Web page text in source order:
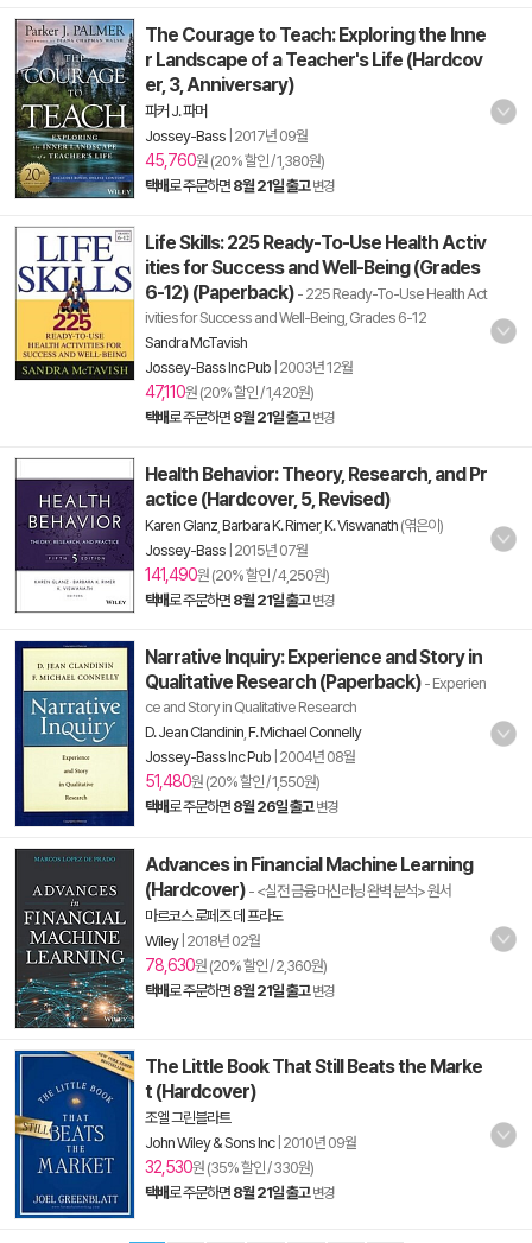
The Courage to Teach: Exploring the Inne
r Landscape of a Teacher's Life (Hardcov
er, 3, Anniversary)
파커 J. 파머
Jossey-Bass 2017년 09월
45,760원 (20% 할인 / 1,380원)
택배로 주문하면 8월 21일 출고 변경
Life Skills: 225 Ready-To-Use Health Activ
ities for Success and Well-Being (Grades
6-12) (Paperback) - 225 Ready-To-Use Health Act
ivities for Success and Well-Being, Grades 6-12
Sandra McTavish
Jossey-Bass Inc Pub 2003년 12월
47,110원 (20% 할인 / 1,420원)
택배로 주문하면 8월 21일 출고 변경
Health Behavior: Theory, Research, and Pr
actice (Hardcover, 5, Revised)
Karen Glanz Barbara K. Rimer,K. Viswanath (엮은이)
Jossey-Bass 2015년 07월
141,490원 (20% 할인 / 4,250원)
택배로 주문하면 8월 21일 출고 변경
Narrative Inquiry: Experience and Story in
Qualitative Research (Paperback) - Experien
ce and Story in Qualitative Research
D. Jean Clandinin F. Michael Connelly
Jossey-Bass Inc Pub 2004년 08월
51,480원 (20% 할인 / 1,550원)
택배로 주문하면 8월 26일 출고 변경
Advances in Financial Machine Learning
(Hardcover) - <실전 금융 머신러닝 완벽 분석> 원서
마르코스 로페즈 데 프라도
Wiley| 2018년 02월
78,630원 (20% 할인 / 2,360원)
택배로 주문하면 8월 21일 출고 변경
The Little Book That Still Beats the Marke
t (Hardcover)
조엘 그린블라트
John Wiley & Sons Inc| 2010년 09월
32,530원 (35% 할인 / 330원)
택배로 주문하면 8월 21일 출고 변경